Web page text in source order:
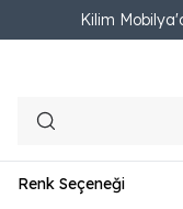
Kilim
Ana Sayfa Online Özel
₺ 8,451.00
Renk Seçeneği